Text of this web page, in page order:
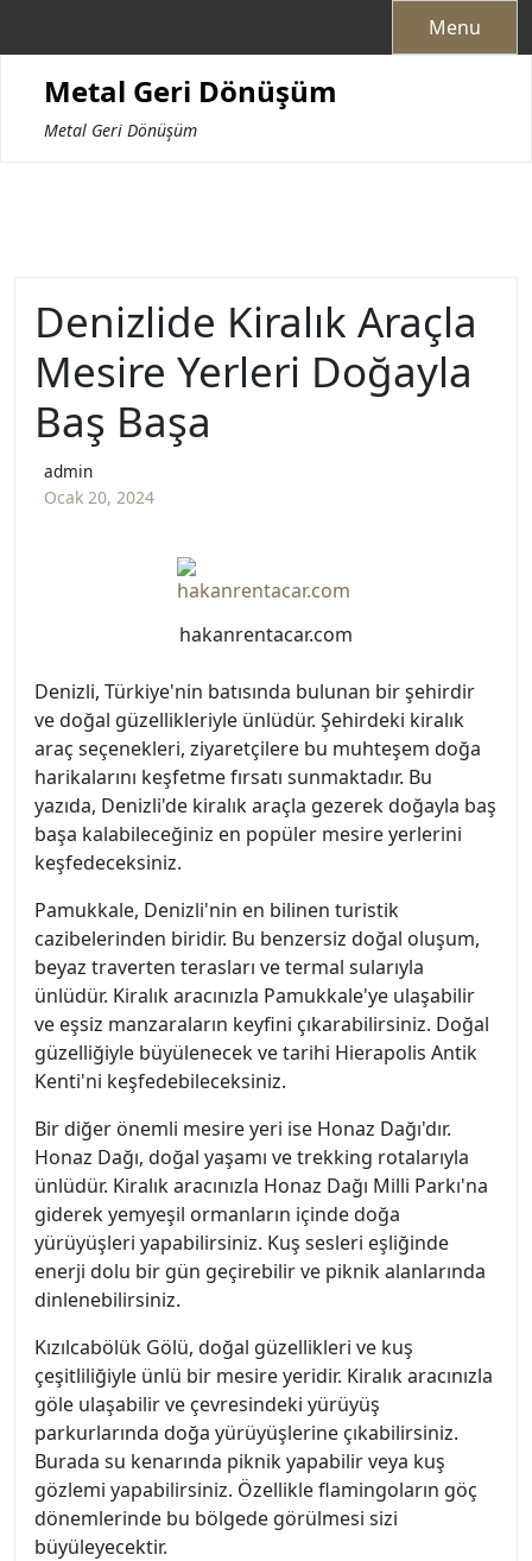
Menu
Metal Geri Dönüşüm
Metal Geri Dönüşüm
Denizlide Kiralık Araçla
Mesire Yerleri Doğayla
Baş Başa
admin
Ocak 20, 2024
hakanrentacar.com
Denizli, Türkiye'nin batısında bulunan bir şehirdir
ve doğal güzellikleriyle ünlüdür. Şehirdeki kiralık
araç seçenekleri, ziyaretçilere bu muhteşem doğa
harikalarını keşfetme fırsatı sunmaktadır. Bu
yazıda, Denizli'de kiralık araçla gezerek doğayla baş
başa kalabileceğiniz en popüler mesire yerlerini
keşfedeceksiniz.
Pamukkale, Denizli'nin en bilinen turistik
cazibelerinden biridir. Bu benzersiz doğal oluşum,
beyaz traverten terasları ve termal sularıyla
ünlüdür. Kiralık aracınızla Pamukkale'ye ulaşabilir
ve eşsiz manzaraların keyfini çıkarabilirsiniz. Doğal
güzelliğiyle büyülenecek ve tarihi Hierapolis Antik
Kenti'ni keşfedebileceksiniz.
Bir diğer önemli mesire yeri ise Honaz Dağı'dır.
Honaz Dağı, doğal yaşamı ve trekking rotalarıyla
ünlüdür. Kiralık aracınızla Honaz Dağı Milli Parkı'na
giderek yemyeşil ormanların içinde doğa
yürüyüşleri yapabilirsiniz. Kuş sesleri eşliğinde
enerji dolu bir gün geçirebilir ve piknik alanlarında
dinlenebilirsiniz.
Kızılcabölük Gölü, doğal güzellikleri ve kuş
çeşitliliğiyle ünlü bir mesire yeridir. Kiralık aracınızla
göle ulaşabilir ve çevresindeki yürüyüş
parkurlarında doğa yürüyüşlerine çıkabilirsiniz.
Burada su kenarında piknik yapabilir veya kuş
gözlemi yapabilirsiniz. Özellikle flamingoların göç
dönemlerinde bu bölgede görülmesi sizi
büyüleyecektir.